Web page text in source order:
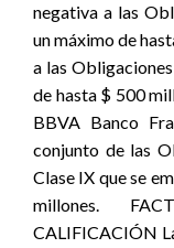
negativa a las
un máximo de
a las
de hasta $ 500
BBVA Banco
conjunto de las
Clase IX que se
millones.
CALIFICACIÓN